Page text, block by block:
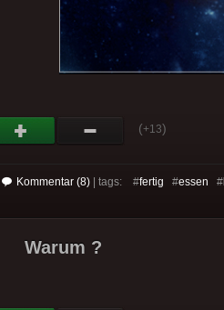
(+13)
Kommentar (8) | tags: #fertig #essen #
Warum ?